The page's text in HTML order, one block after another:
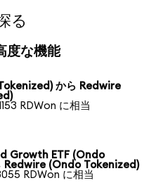
る
度な機能
から Redwire
RDWon に相当
Growth ETF (Ondo
Redwire (Ondo Tokenized)
RDWon に相当